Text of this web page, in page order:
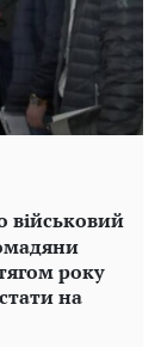
військовий
року
на